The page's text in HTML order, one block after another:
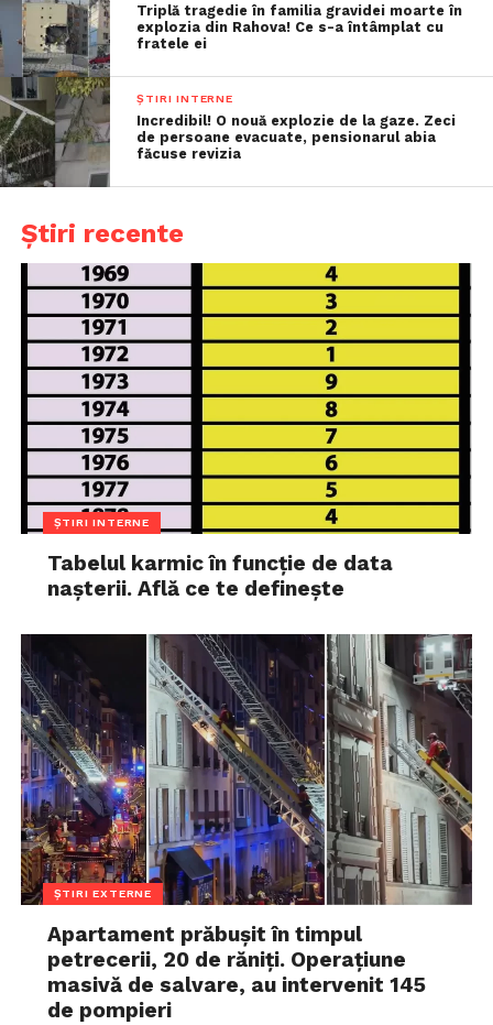
Triplă tragedie în familia gravidei moarte în
explozia din Rahova! Ce s-a întâmplat cu
fratele ei
ȘTIRI INTERNE
Incredibil! O nouă explozie de la gaze. Zeci
de persoane evacuate, pensionarul abia
făcuse revizia
Știri recente
ȘTIRI INTERNE
Tabelul karmic în funcție de data
nașterii. Află ce te definește
ȘTIRI EXTERNE
Apartament prăbușit în timpul
petrecerii, 20 de răniți. Operațiune
masivă de salvare, au intervenit 145
de pompieri